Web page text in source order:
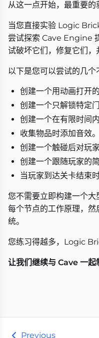
从这一点开始，最重要的
当您直接实验 Logic
尝试探索 Cave Engine
试破坏它们，修复它们，
以下是您可以尝试的几个
创建一个用动画打开
创建一个只解锁特定门
创建一个在有限时间
收集物品时添加音效。
创建一个触碰后对玩
创建一个跟随玩家的简
当玩家到达关卡结束
您不需要立即构建一个
每个节点的工作原理，
统。
您练习得越多，Logic
让我们继续与 Cave 一起
Previous